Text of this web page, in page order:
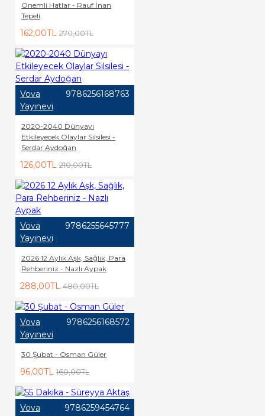
Önemli Hatlar - Rauf İnan
Tepeli
162,00TL 270,00TL
Vova
Yayınevi
9786256168763
2020-2040 Dünyayı
Etkileyecek Olaylar Silsilesi -
Serdar Aydoğan
126,00TL 210,00TL
Vova
Yayınevi
9786255645777
2026 12 Aylık Aşk, Sağlık, Para
Rehberiniz - Nazlı Aypak
288,00TL 480,00TL
Vova
Yayınevi
9786256168572
30 Şubat - Osman Güler
96,00TL 160,00TL
Vova
9786259454764